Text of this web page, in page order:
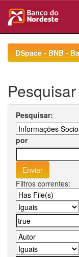
navigationDSpace - BNB -
Pesquisar
Pesquisar:
por
Filtros correntes: